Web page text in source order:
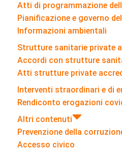
Atti di programmazione
Pianificazione e governo
Informazioni ambientali
Strutture sanitarie private
Accordi con strutture
Atti strutture private
Interventi straordinari e di
Rendiconto erogazioni
Altri contenuti
Prevenzione della
Accesso civico